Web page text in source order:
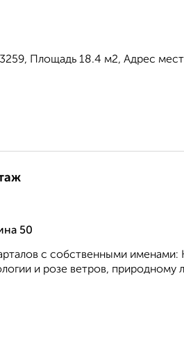
Площадь 18.4 м2, Адрес
50
с собственными именами:
и розе ветров, природному